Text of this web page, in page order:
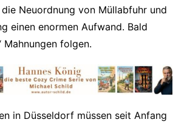
Neuordnung von Müllabfuhr und
einen enormen Aufwand. Bald
Mahnungen folgen.
in Düsseldorf müssen seit Anfang